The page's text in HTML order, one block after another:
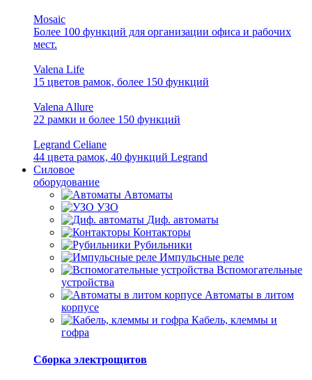
Mosaic
Более 100 функций для организации офиса и рабочих
мест.
Valena Life
15 цветов рамок, более 150 функций
Valena Allure
22 рамки и более 150 функций
Legrand Celiane
44 цвета рамок, 40 функций Legrand
Силовое
оборудование
Автоматы
УЗО
Диф. автоматы
Контакторы
Рубильники
Импульсные реле
Вспомогательные
устройства
Автоматы в литом
корпусе
Кабель, клеммы и
гофра
Сборка электрощитов